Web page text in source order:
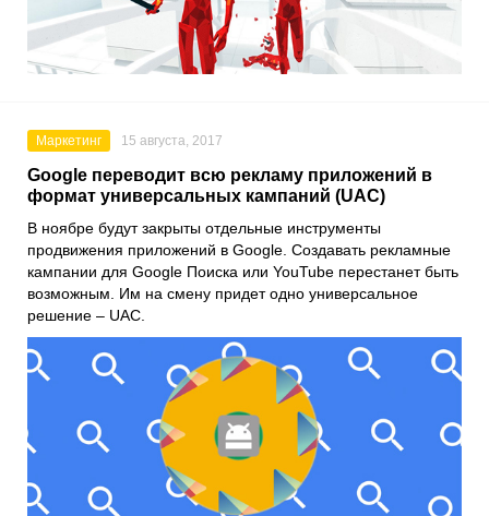
Маркетинг 15 августа, 2017
Google переводит всю рекламу приложений в
формат универсальных кампаний (UAC)
В ноябре будут закрыты отдельные инструменты
продвижения приложений в Google. Создавать рекламные
кампании для Google Поиска или YouTube перестанет быть
возможным. Им на смену придет одно универсальное
решение – UAC.